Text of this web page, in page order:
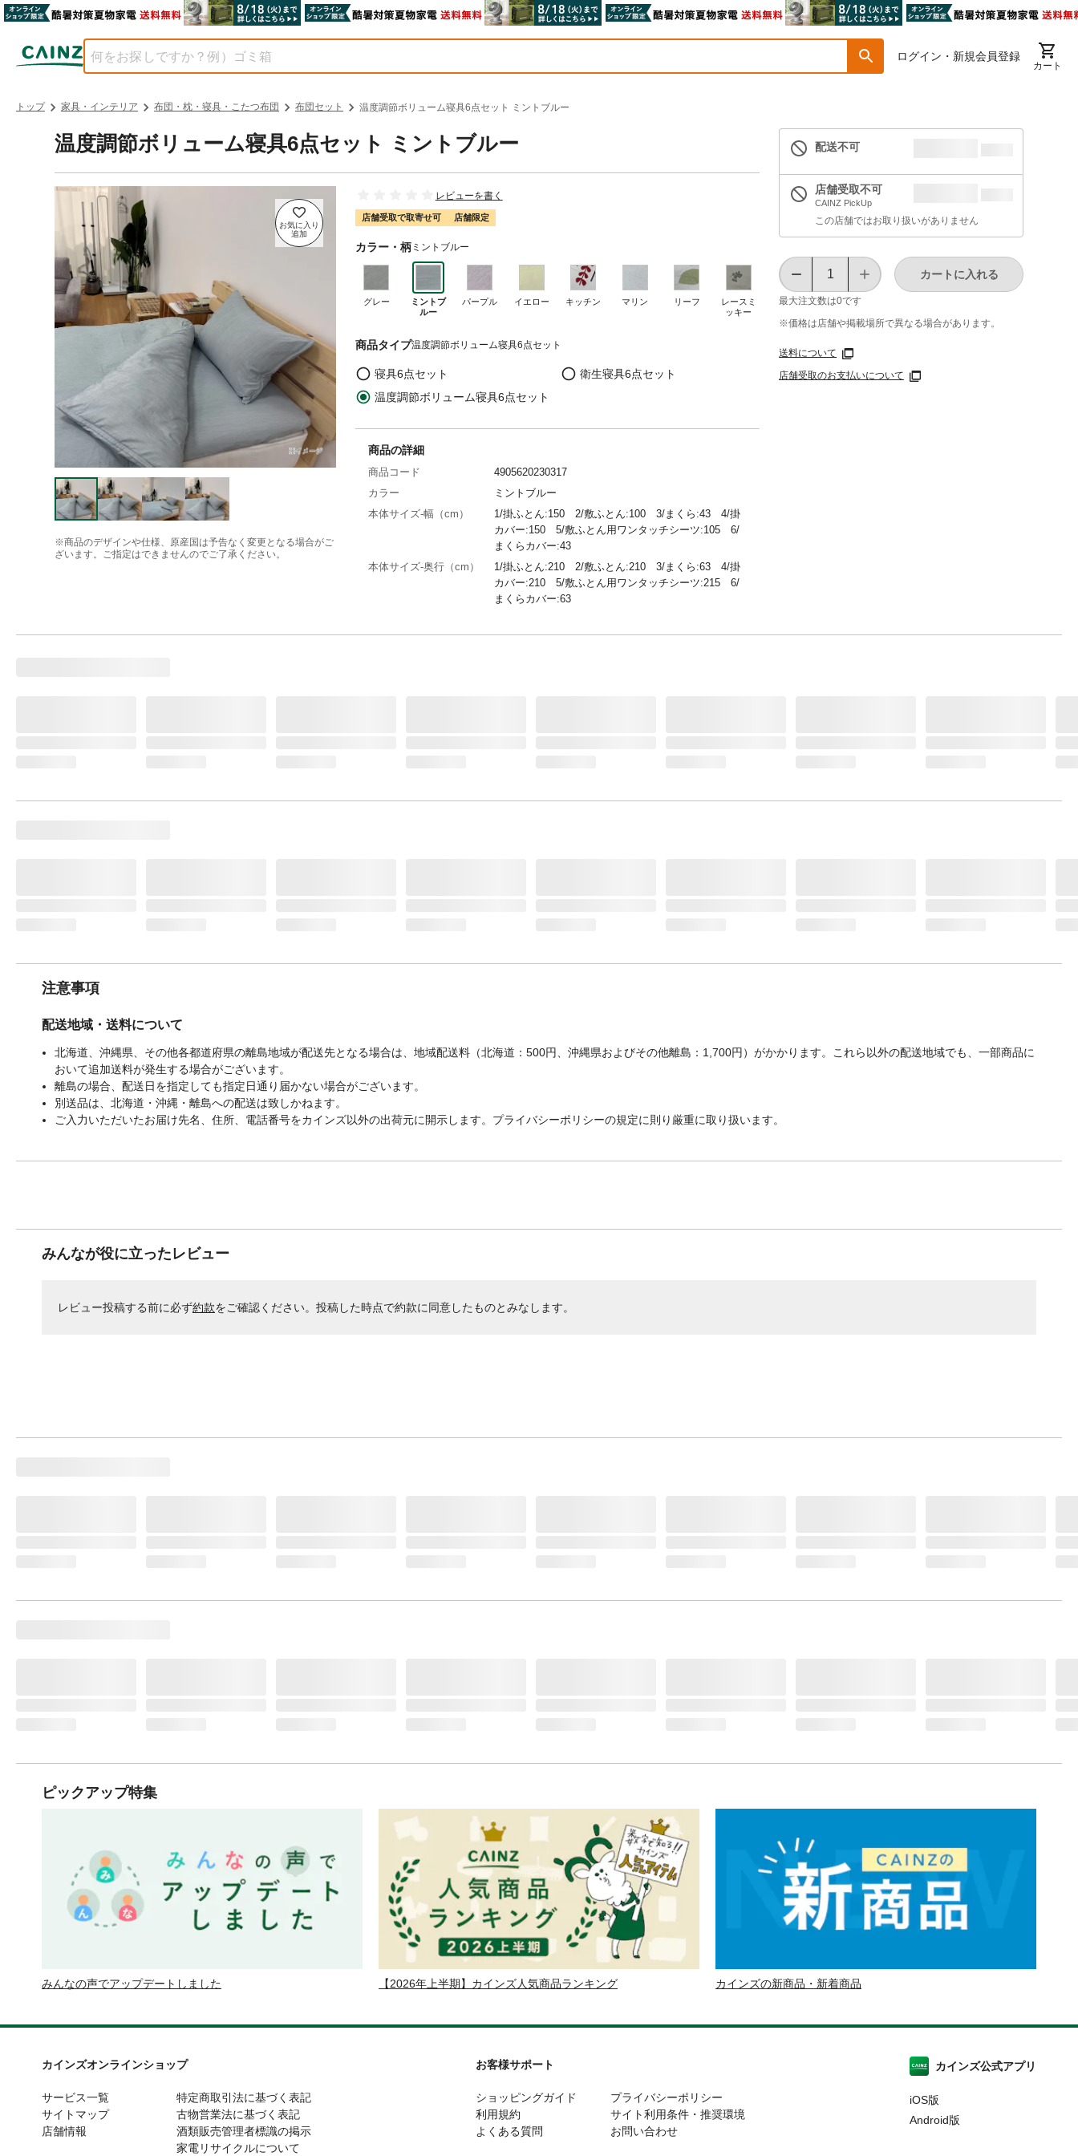
ログイン・新規会員登録
カート
トップ 家具・インテリア 布団・枕・寝具・こたつ布団 布団セット 温度調節ボリューム寝具6点セット ミントブルー
温度調節ボリューム寝具6点セット ミントブルー
※商品のデザインや仕様、原産国は予告なく変更となる場合がご
ざいます。ご指定はできませんのでご了承ください。
レビューを書く
店舗受取で取寄せ可 店舗限定
カラー・柄ミントブルー
グレー
ミントブ
ルー
パープル イエロー キッチン マリン リーフ
レースミ
ッキー
商品タイプ温度調節ボリューム寝具6点セット
寝具6点セット
衛生寝具6点セット
温度調節ボリューム寝具6点セット
配送不可
店舗受取不可
CAINZ PickUp
この店舗ではお取り扱いがありません
最大注文数は0です
カートに入れる
※価格は​店舗や​掲載場所で​異なる​場合が​あります。
送料について
店舗受取のお支払いについて
商品の詳細
商品コード
4905620230317
カラー
ミントブルー
本体サイズ-幅（cm）
1/掛ふとん:150 2/敷ふとん:100 3/まくら:43 4/掛
カバー:150 5/敷ふとん用ワンタッチシーツ:105 6/
まくらカバー:43
本体サイズ-奥行（cm）
1/掛ふとん:210 2/敷ふとん:210 3/まくら:63 4/掛
カバー:210 5/敷ふとん用ワンタッチシーツ:215 6/
まくらカバー:63
敷ふとん用ワンタッチシーツ 6/まくらカバー
注意事項
配送地域・送料について
北海道、沖縄県、その他各都道府県の離島地域が配送先となる場合は、地域配送料（北海道：500円、沖縄県およびその他離島：1,700円）がかかります。これら以外の配送地域でも、一部商品に
おいて追加送料が発生する場合がございます。
離島の場合、配送日を指定しても指定日通り届かない場合がございます。
別送品は、北海道・沖縄・離島への配送は致しかねます。
ご入力いただいたお届け先名、住所、電話番号をカインズ以外の出荷元に開示します。プライバシーポリシーの規定に則り厳重に取り扱います。
みんなが役に立ったレビュー
レビュー投稿する前に必ず約款をご確認ください。投稿した時点で約款に同意したものとみなします。
ピックアップ特集
みんなの声でアップデートしました 【2026年上半期】カインズ人気商品ランキング カインズの新商品・新着商品
カインズオンラインショップ
サービス一覧
サイトマップ
店舗情報
特定商取引法に基づく表記
古物営業法に基づく表記
酒類販売管理者標識の掲示
家電リサイクルについて
お客様サポート
ショッピングガイド
利用規約
よくある質問
プライバシーポリシー
サイト利用条件・推奨環境
お問い合わせ
カインズ公式アプリ
iOS版
Android版